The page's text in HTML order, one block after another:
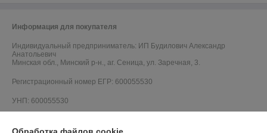
Информация для покупателя
Индивидуальный предприниматель: ИП Будилович Александр
Анатольевич
Минская обл., Минский р-н., аг. Сеница, ул. Заречная, 3.
Регистрационный номер ЕГР: 600055530
УНП: 600055530
услуг: +375172702914, +375172703375